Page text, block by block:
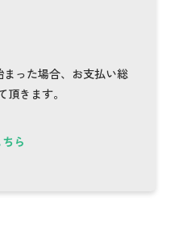
った場合、お支払い総
きます。
ら